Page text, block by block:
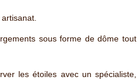
sous forme de dôme tout
les étoiles avec un spécialiste,